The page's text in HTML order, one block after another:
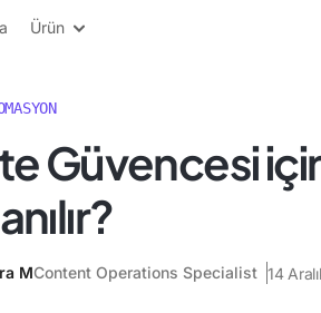
Ürün
Güvencesi
MContent Operations Specialist 14